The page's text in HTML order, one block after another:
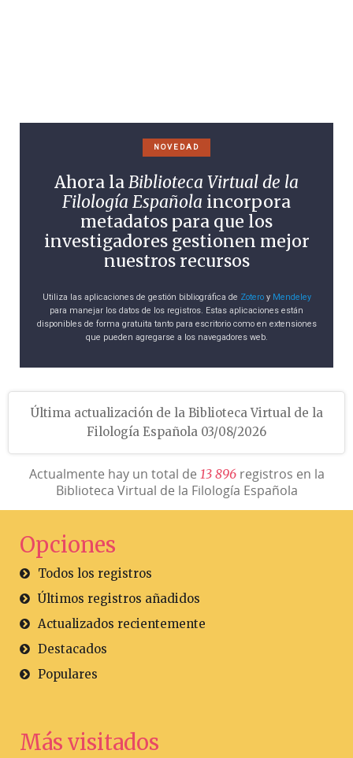
NOVEDAD
Ahora laBiblioteca Virtual de la
Filología Española incorpora
metadatos para que los
investigadores gestionen mejor
nuestros recursos
Utiliza las aplicaciones de gestión bibliográfica de Zoteroy Mendeley
para manejar los datos de los registros. Estas aplicaciones están
disponibles de forma gratuita tanto para escritorio como en extensiones
que pueden agregarse a los navegadores web.
Última actualización de la Biblioteca Virtual de la
Filología Española 03/08/2026
Actualmente hay un total de 13 896registros en la
Biblioteca Virtual de la Filología Española
Opciones
Todos los registros
Últimos registros añadidos
Actualizados recientemente
Destacados
Populares
Más visitados